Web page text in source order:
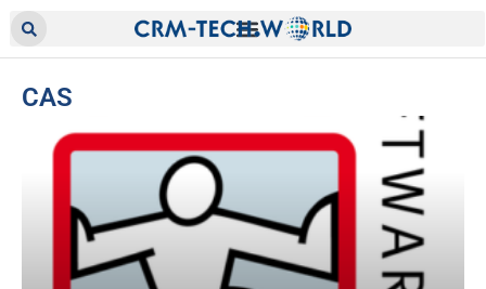
CAS